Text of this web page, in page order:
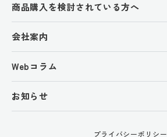
商品購入を検討されている方へ
会社案内
Webコラム
お知らせ
プライバシーポリシー